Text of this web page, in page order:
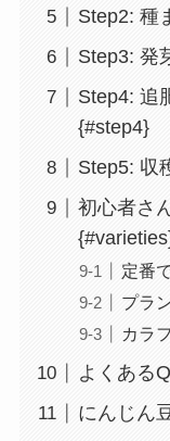
Step2: 種
Step3: 発
Step4: 追
{#step4}
Step5: 収
初心者さ
定番
プラ
カラ
よくある
にんじん